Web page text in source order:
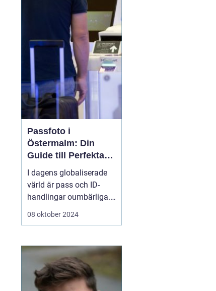
passansökningsprocess
en är att ha ett korrekt
passfoto. Om du
befinner dig i V&aum...
Passfoto i
Östermalm: Din
Guide till Perfekta
ID-bilder
I dagens globaliserade
värld är pass och ID-
handlingar oumbärliga.
Oavsett om det är för
ändamål, är ett korrekt
passfoto en
nödvändighet. För ...
08 oktober 2024